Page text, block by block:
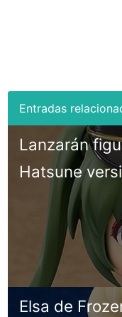
Lanzarán
Hatsune
Elsa de